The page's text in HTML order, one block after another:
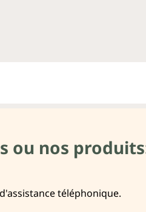
ou nos
téléphonique.